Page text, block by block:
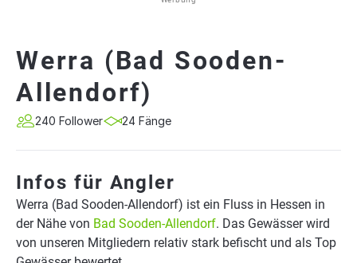
Werra (Bad Sooden-
Allendorf)
240 Follower 24 Fänge
Infos für Angler
Werra (Bad Sooden-Allendorf) ist ein Fluss in Hessen in
der Nähe von Bad Sooden-Allendorf. Das Gewässer wird
von unseren Mitgliedern relativ stark befischt und als Top